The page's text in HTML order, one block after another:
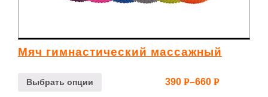
Мяч гимнастический массажный
Выбрать опции 390 Р–660 Р